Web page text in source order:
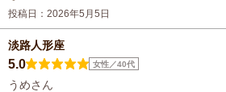
投稿日：2026年5月5日
淡路人形座
5.0 女性／40代
うめさん